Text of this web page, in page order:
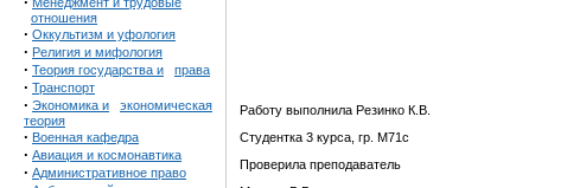
отношения
· Оккультизм и уфология
· Религия и мифология
· Теория государства и права
· Транспорт
· Экономика и
экономическая
теория
· Военная кафедра
· Авиация и космонавтика
· Административное право
Работу выполнила Резинко К.В.
Студентка 3 курса, гр. М71с
Проверила преподаватель